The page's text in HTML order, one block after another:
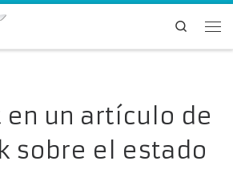
Search
en un artículo de
sobre el estado